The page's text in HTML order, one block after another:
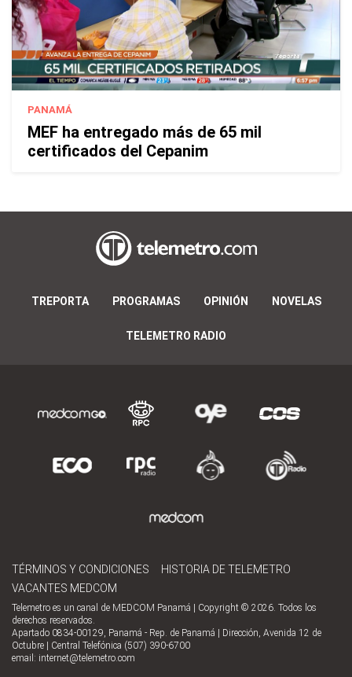
PANAMÁ
MEF ha entregado más de 65 mil
certificados del Cepanim
TREPORTA PROGRAMAS OPINIÓN NOVELAS
TELEMETRO RADIO
TÉRMINOS Y CONDICIONES
HISTORIA DE TELEMETRO
VACANTES MEDCOM
Telemetro es un canal de MEDCOM Panamá | Copyright © 2026. Todos los
derechos reservados.
Apartado 0834-00129, Panamá - Rep. de Panamá | Dirección, Avenida 12 de
Octubre | Central Telefónica (507) 390-6700
email: internet@telemetro.com